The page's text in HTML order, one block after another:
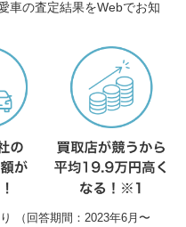
車の査定結果をWebでお知
（回答期間：2023年6月〜